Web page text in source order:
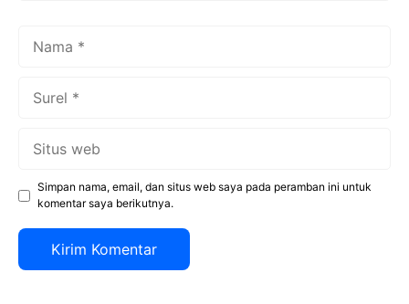
Simpan nama, email, dan situs web saya pada peramban ini untuk
komentar saya berikutnya.